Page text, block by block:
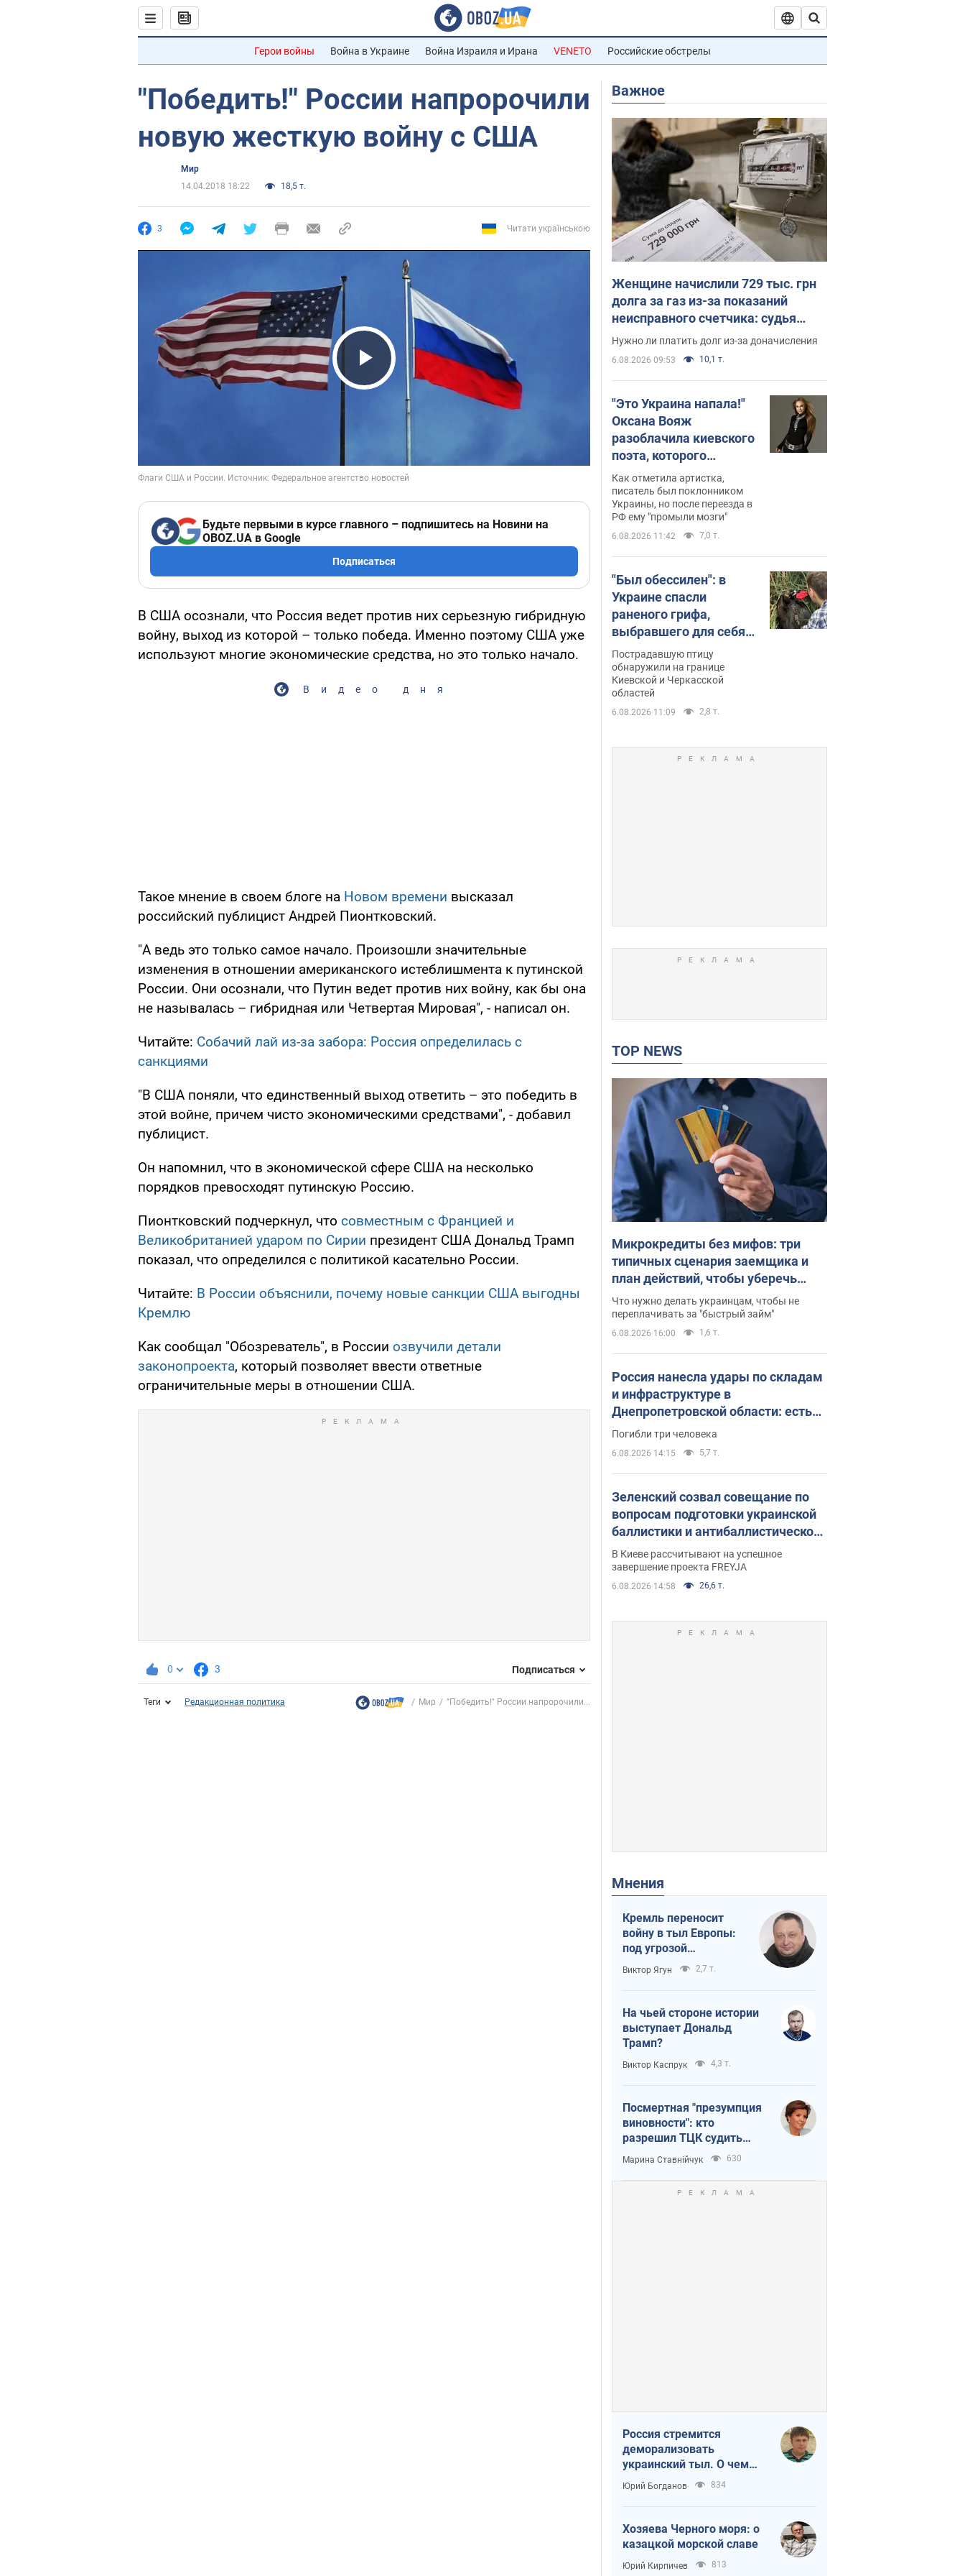
Герои войны Война в Украине Война Израиля и Ирана VENETO Российские обстрелы
"Победить!" России напророчили
новую жесткую войну с США
Мир
14.04.2018 18:22
18,5 т.
3 Читати українською
Play Video
Будьте первыми в курсе главного – подпишитесь на Новини на
OBOZ.UA в Google
Подписаться
В США осознали, что Россия ведет против них серьезную гибридную
войну, выход из которой – только победа. Именно поэтому США уже
используют многие экономические средства, но это только начало.
Видео дня
Такое мнение в своем блоге на Новом времени высказал
российский публицист Андрей Пионтковский.
"А ведь это только самое начало. Произошли значительные
изменения в отношении американского истеблишмента к путинской
России. Они осознали, что Путин ведет против них войну, как бы она
не называлась – гибридная или Четвертая Мировая", - написал он.
Читайте: Собачий лай из-за забора: Россия определилась с
санкциями
"В США поняли, что единственный выход ответить – это победить в
этой войне, причем чисто экономическими средствами", - добавил
публицист.
Он напомнил, что в экономической сфере США на несколько
порядков превосходят путинскую Россию.
Пионтковский подчеркнул, что совместным с Францией и
Великобританией ударом по Сирии президент США Дональд Трамп
показал, что определился с политикой касательно России.
Читайте: В России объяснили, почему новые санкции США выгодны
Кремлю
Как сообщал "Обозреватель", в России озвучили детали
законопроекта, который позволяет ввести ответные
ограничительные меры в отношении США.
0 3 Подписаться
Теги Редакционная политика Мир "Победить!" России напророчили...
Важное
Женщине начислили 729 тыс. грн
долга за газ из-за показаний
неисправного счетчика: судья
вынес неожиданное решение
Нужно ли платить долг из-за доначисления
6.08.2026 09:53 10,1 т.
"Это Украина напала!"
Оксана Вояж
разоблачила киевского
поэта, которого
"зазомбировали": он
даже русского не знал,
а теперь хочет
геноцида украинцев
Как отметила артистка,
писатель был поклонником
Украины, но после переезда в
РФ ему "промыли мозги"
6.08.2026 11:42 7,0 т.
"Был обессилен": в
Украине спасли
раненого грифа,
выбравшего для себя
нетипичный маршрут.
Фото
Пострадавшую птицу
обнаружили на границе
Киевской и Черкасской
областей
6.08.2026 11:09 2,8 т.
TOP NEWS
Микрокредиты без мифов: три
типичных сценария заемщика и
план действий, чтобы уберечь
свои деньги
Что нужно делать украинцам, чтобы не
переплачивать за "быстрый займ"
6.08.2026 16:00 1,6 т.
Россия нанесла удары по складам
и инфраструктуре в
Днепропетровской области: есть
погибшие и раненые. Фото
Погибли три человека
6.08.2026 14:15 5,7 т.
Зеленский созвал совещание по
вопросам подготовки украинской
баллистики и антибаллистической
программы FREYJA: какие
решения готовятся
В Киеве рассчитывают на успешное
завершение проекта FREYJA
6.08.2026 14:58 26,6 т.
Мнения
Кремль переносит
войну в тыл Европы:
под угрозой
критическая
логистика
Виктор Ягун 2,7 т.
На чьей стороне истории
выступает Дональд
Трамп?
Виктор Каспрук 4,3 т.
Посмертная "презумпция
виновности": кто
разрешил ТЦК судить
погибших защитников
Марина Ставнійчук 630
Россия стремится
деморализовать
украинский тыл. О чем
стоит себе напомнить
Юрий Богданов 834
Хозяева Черного моря: о
казацкой морской славе
Юрий Кирпичев 813